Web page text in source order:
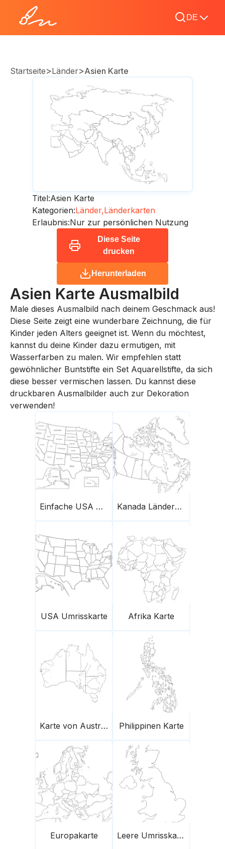
DE
Startseite>Länder>Asien Karte
Titel:Asien Karte
Kategorien:Länder,Länderkarten
Erlaubnis:Nur zur persönlichen Nutzung
Diese Seite
drucken
Herunterladen
Asien Karte Ausmalbild
Male dieses Ausmalbild nach deinem Geschmack aus!
Diese Seite zeigt eine wunderbare Zeichnung, die für
Kinder jeden Alters geeignet ist. Wenn du möchtest,
kannst du deine Kinder dazu ermutigen, mit
Wasserfarben zu malen. Wir empfehlen statt
gewöhnlicher Buntstifte ein Set Aquarellstifte, da sich
diese besser vermischen lassen. Du kannst diese
druckbaren Ausmalbilder auch zur Dekoration
verwenden!
Einfache USA Karte Mit Namen Der Staaten Kanada Länderkarte
USA Umrisskarte Afrika Karte
Karte von Australien Philippinen Karte
Europakarte Leere Umrisskarte Des Vereinigten Königreichs